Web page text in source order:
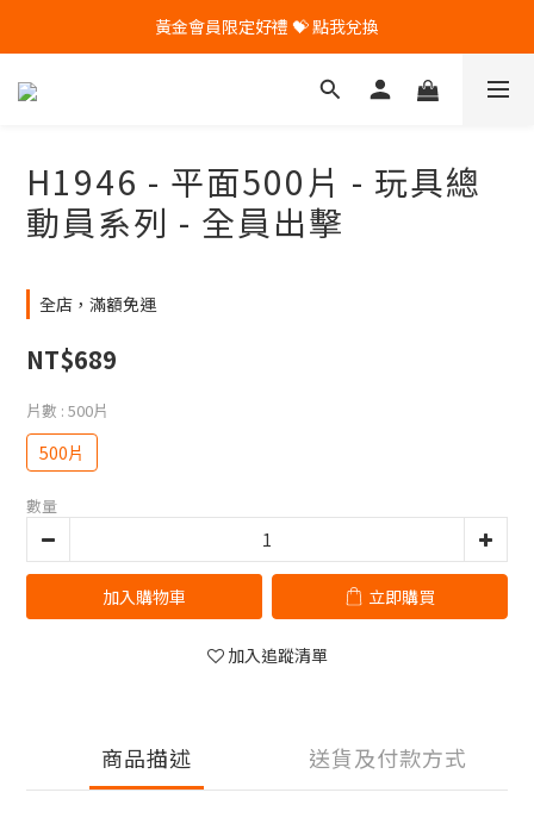
🎁 Pintoo送您專屬生日禮 🎁
🎁 Pintoo送您專屬生日禮 🎁
H1946 - 平面500片 - 玩具總
動員系列 - 全員出擊
全店，滿額免運
NT$689
片數 : 500片
500片
數量
加入購物車 立即購買
加入追蹤清單
商品描述 送貨及付款方式